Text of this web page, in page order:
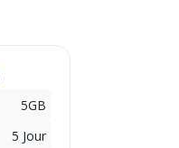
5GB
5 Jour